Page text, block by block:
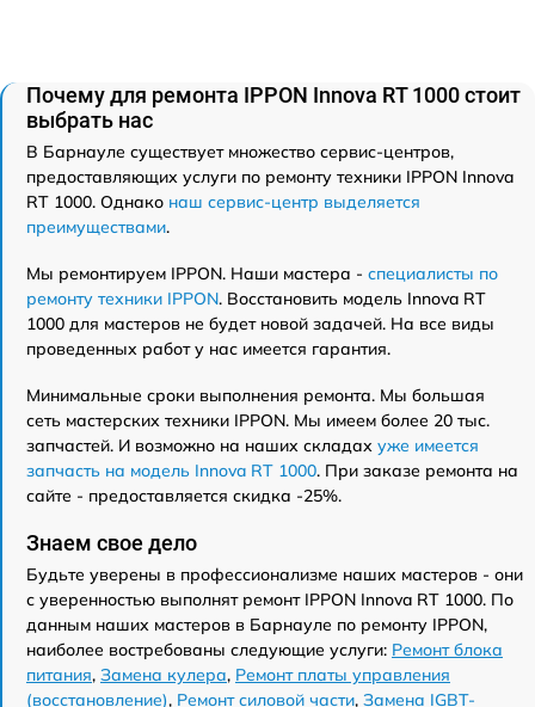
Почему для ремонта IPPON Innova RT 1000 стоит
выбрать нас
В Барнауле существует множество сервис-центров,
предоставляющих услуги по ремонту техники IPPON Innova
RT 1000. Однако наш сервис-центр выделяется
преимуществами.
Мы ремонтируем IPPON. Наши мастера - специалисты по
ремонту техники IPPON. Восстановить модель Innova RT
1000 для мастеров не будет новой задачей. На все виды
проведенных работ у нас имеется гарантия.
Минимальные сроки выполнения ремонта. Мы большая
сеть мастерских техники IPPON. Мы имеем более 20 тыс.
запчастей. И возможно на наших складах уже имеется
запчасть на модель Innova RT 1000. При заказе ремонта на
сайте - предоставляется скидка -25%.
Знаем свое дело
Будьте уверены в профессионализме наших мастеров - они
с уверенностью выполнят ремонт IPPON Innova RT 1000. По
данным наших мастеров в Барнауле по ремонту IPPON,
наиболее востребованы следующие услуги: Ремонт блока
питания, Замена кулера, Ремонт платы управления
(восстановление), Ремонт силовой части, Замена IGBT-